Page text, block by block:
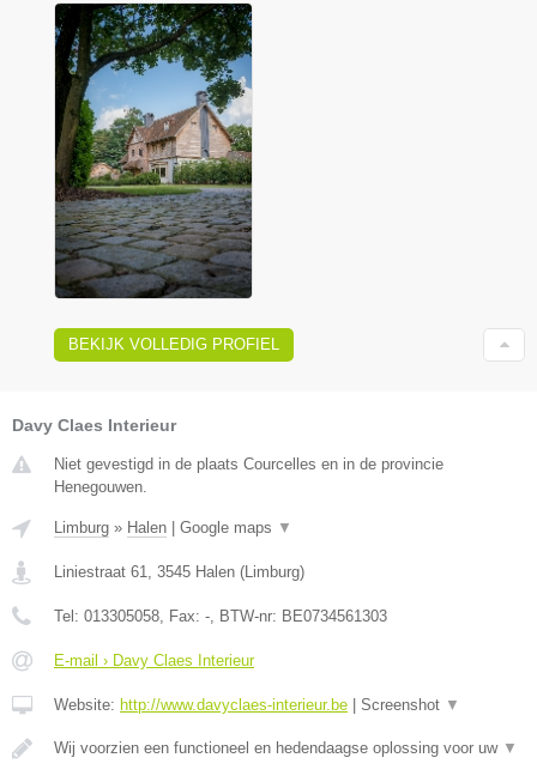
BEKIJK VOLLEDIG PROFIEL
Davy Claes Interieur
Niet gevestigd in de plaats Courcelles en in de provincie
Henegouwen.
Limburg » Halen Google maps ▼
Liniestraat 61, 3545 Halen (Limburg)
Tel: 013305058, Fax: -, BTW-nr: BE0734561303
E-mail › Davy Claes Interieur
Website: http://www.davyclaes-interieur.be Screenshot ▼
Wij voorzien een functioneel en hedendaagse oplossing voor uw ▼